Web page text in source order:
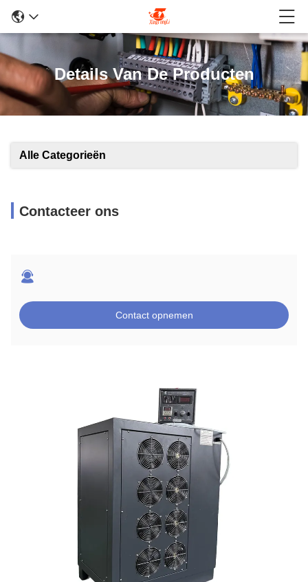
Details Van De Producten
Alle Categorieën
Contacteer ons
Contact opnemen